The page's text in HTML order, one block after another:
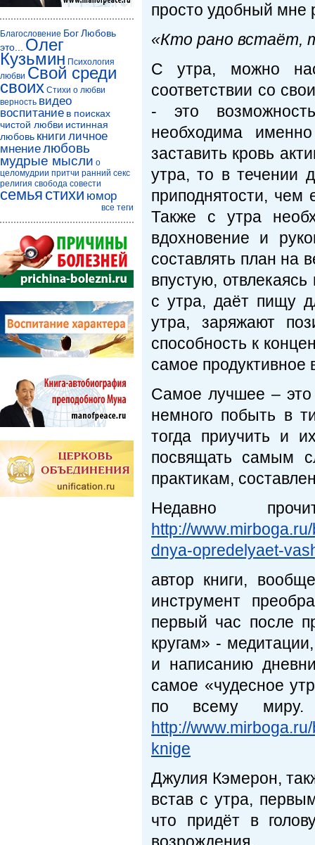
просто удобный мне
«Кто рано встаёт,
С утра, можно
соответствии со
- это
необходима
заставить кровь
утра, то в течении
приподнятости,
Также с утра
вдохновение и
составлять план на
впустую,
с утра, даёт пищу
утра, заряжают
способность к
самое
Самое лучшее – это
немного побыть в
тогда приучить и
посвящать самым
практикам,
Недавно
http://
dnya-opredelyaet-
автор книги,
инструмент
первый час после
кругам» -
и написанию
самое «чудесное
по всему миру.
http://
knige
Джулия Кэмерон,
встав с утра,
что придёт в
Благословение БогЛюбовь
это...
Олег
Кузьмин Психология
любви Свой среди
своих Стихи о любви
верность видео
воспитание в поисках
чистой любви истинная
любовь книги личное
мнениелюбовь
мудрые мысли о
целомудрии притчи ранний секс
религия свобода совести
семья стихи юмор
все теги